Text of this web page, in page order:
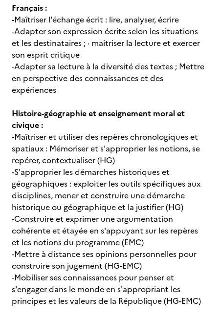
Français :
-Maîtriser l'échange écrit : lire, analyser, écrire
-Adapter son expression écrite selon les situations
et les destinataires ; · maitriser la lecture et exercer
son esprit critique
-Adapter sa lecture à la diversité des textes ; Mettre
en perspective des connaissances et des
expériences
Histoire-géographie et enseignement moral et
civique :
-Maîtriser et utiliser des repères chronologiques et
spatiaux : Mémoriser et s'approprier les notions, se
repérer, contextualiser (HG)
-S'approprier les démarches historiques et
géographiques : exploiter les outils spécifiques aux
disciplines, mener et construire une démarche
historique ou géographique et la justifier (HG)
-Construire et exprimer une argumentation
cohérente et étayée en s'appuyant sur les repères
et les notions du programme (EMC)
-Mettre à distance ses opinions personnelles pour
construire son jugement (HG-EMC)
-Mobiliser ses connaissances pour penser et
s'engager dans le monde en s'appropriant les
principes et les valeurs de la République (HG-EMC)